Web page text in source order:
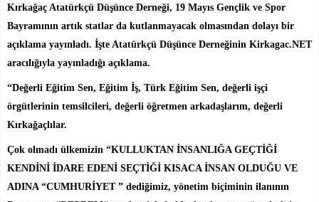
Kırkağaç Atatürkçü Düşünce Derneği, 19 Mayıs Gençlik ve Spor
Bayramının artık statlar da kutlanmayacak olmasından dolayı bir
açıklama yayınladı. İşte Atatürkçü Düşünce Derneğinin Kirkagac.NET
aracılığıyla yayınladığı açıklama.
“Değerli Eğitim Sen, Eğitim İş, Türk Eğitim Sen, değerli işçi
örgütlerinin temsilcileri, değerli öğretmen arkadaşlarım, değerli
Kırkağaçlılar.
Çok olmadı ülkemizin “KULLUKTAN İNSANLIĞA GEÇTİĞİ
KENDİNİ İDARE EDENİ SEÇTİĞİ KISACA İNSAN OLDUĞU VE
ADINA “CUMHURİYET ” dediğimiz, yönetim biçiminin ilanının